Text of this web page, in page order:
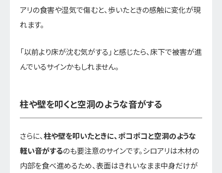
アリの食害や湿気で傷むと、歩いたときの感触に変化が現
れます。
「以前より床が沈む気がする」と感じたら、床下で被害が進
んでいるサインかもしれません。
柱や壁を叩くと空洞のような音がする
さらに、柱や壁を叩いたときに、ポコポコと空洞のような
軽い音がするのも要注意のサインです。シロアリは木材の
内部を食べ進めるため、表面はきれいなまま中身だけが